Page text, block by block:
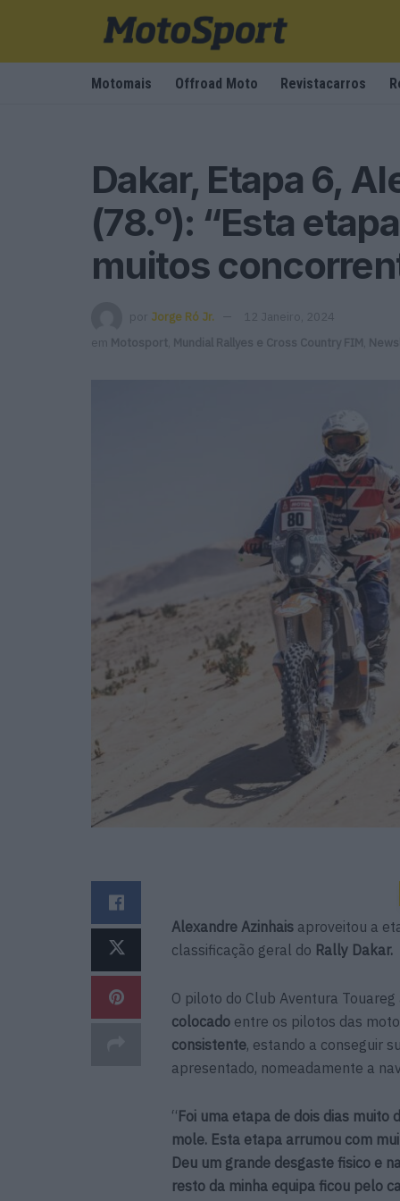
Motomais Offroad Moto Revistacarros
Dakar, Etapa 6,
(78.º): “Esta
muitos
por Jorge Ró Jr.
12 Janeiro, 2024
em
Motosport Mundial Rallyes e Cross Country FIM
Alexandre Azinhais aproveitou a
classificação geral do Rally Dakar.
O piloto do Club Aventura Touareg
colocado entre os pilotos das
consistente, estando a conseguir
apresentado, nomeadamente a
“Foi uma etapa de dois dias
mole. Esta etapa arrumou com
Deu um grande desgaste fisico e
resto da minha equipa ficou pelo